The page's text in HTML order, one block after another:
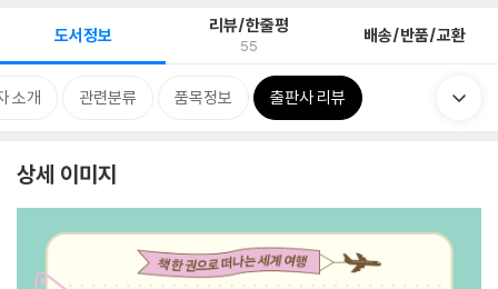
도서정보 리뷰/한줄평
55 배송/반품/교환
소개 관련분류 품목정보 출판사 리뷰
상세 이미지